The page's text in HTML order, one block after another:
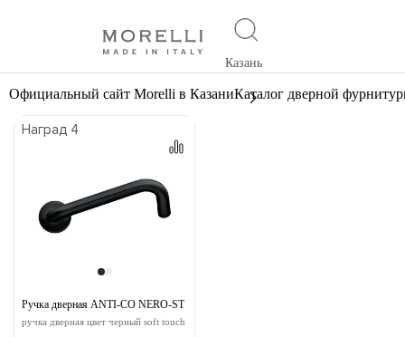
Казань
Официальный сайт Morelli в КазаниКаталог дверной
Наград 4
Ручка дверная ANTI-CO NERO-ST
ручка дверная цвет черный soft touch